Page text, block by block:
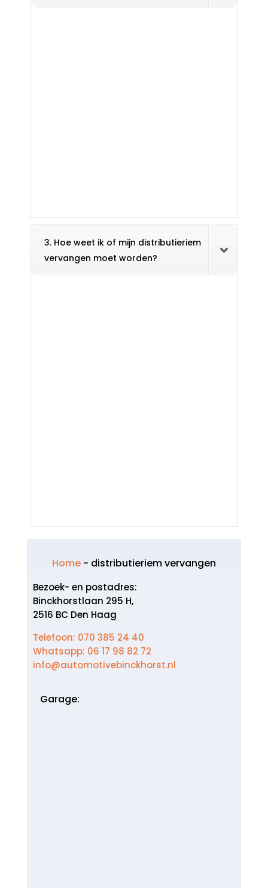
3. Hoe weet ik of mijn distributieriem
vervangen moet worden?
Home- distributieriem vervangen
Bezoek- en postadres:
Binckhorstlaan 295 H,
2516 BC Den Haag
Telefoon: 070 385 24 40
Whatsapp: 06 17 98 82 72
info@automotivebinckhorst.nl
Garage: